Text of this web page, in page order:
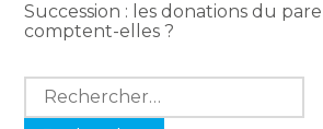
Succession : les donations du
comptent-elles ?
Rechercher :